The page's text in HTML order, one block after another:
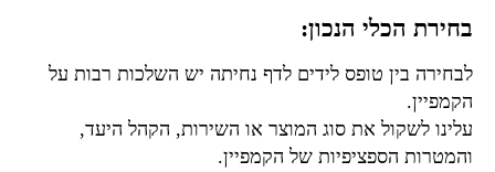
בחירת הכלי הנכון:
לבחירה בין טופס לידים לדף נחיתה יש השלכות רבות על
הקמפיין.
עלינו לשקול את סוג המוצר או השירות, הקהל היעד,
והמטרות הספציפיות של הקמפיין.